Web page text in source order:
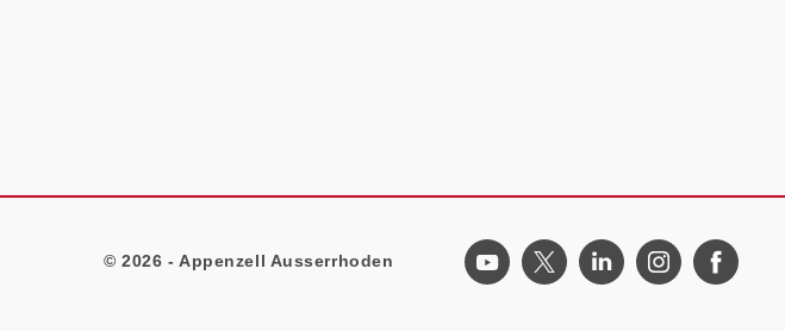
Footer
© 2026 - Appenzell Ausserrhoden